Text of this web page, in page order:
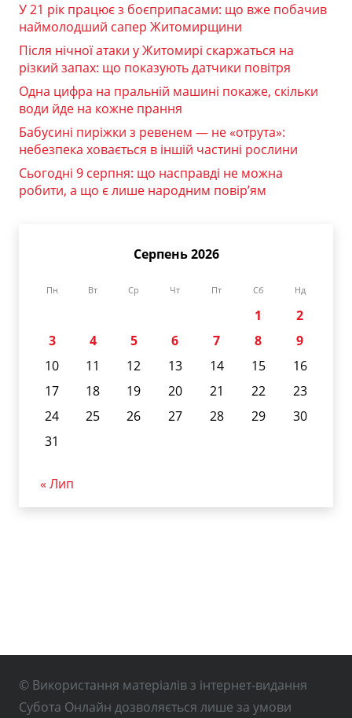
У 21 рік працює з боєприпасами: що вже побачив
наймолодший сапер Житомирщини
Після нічної атаки у Житомирі скаржаться на
різкий запах: що показують датчики повітря
Одна цифра на пральній машині покаже, скільки
води йде на кожне прання
Бабусині пиріжки з ревенем — не «отрута»:
небезпека ховається в іншій частині рослини
Сьогодні 9 серпня: що насправді не можна
робити, а що є лише народним повір’ям
Серпень 2026
Пн Вт Ср Чт Пт Сб Нд
1
2
3
4 5 6 7 8
9
10
11 12 13 14 15
16
17
18 19 20 21 22
23
24
25 26 27 28 29
30
31
« Лип
© Використання матеріалів з інтернет-видання
Субота Онлайн дозволяється лише за умови